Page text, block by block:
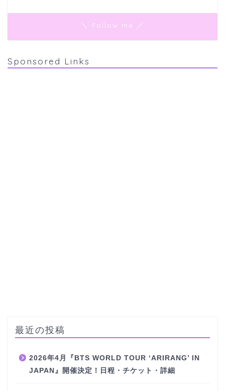
＼ Follow me ／
Sponsored Links
最近の投稿
2026年4月『BTS WORLD TOUR ‘ARIRANG’ IN
JAPAN』開催決定！日程・チケット・詳細